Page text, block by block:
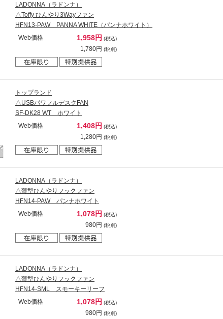
LADONNA（ラドンナ）
△Toffy ひんやり3Wayファン
HFN13-PAW PANNA WHITE（パンナホワイト）
Web価格
1,958円 (税込)
1,780円 (税別)
トップランド
△USBパワフルデスクFAN
SF-DK28 WT ホワイト
Web価格
1,408円 (税込)
1,280円 (税別)
LADONNA（ラドンナ）
△薄型ひんやりフックファン
HFN14-PAW パンナホワイト
Web価格
1,078円 (税込)
980円 (税別)
LADONNA（ラドンナ）
△薄型ひんやりフックファン
HFN14-SML スモーキーリーフ
Web価格
1,078円 (税込)
980円 (税別)